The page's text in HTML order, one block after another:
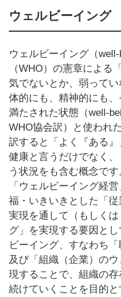
ウェルビーイング
ウェルビーイング（
（WHO）の憲章による
気でないとか、弱って
体的にも、精神的にも
満たされた状態（well-
WHO協会訳）と使われ
訳すると「よく『ある
健康と言うだけでなく
う状況をも含む概念です
「ウェルビーイング経
福・いきいきとした「
実現を通して（もしく
グ」を実現する要因と
ビーイング、すなわち
及び「組織（企業）の
現することで、組織の
続けていくことを目的と